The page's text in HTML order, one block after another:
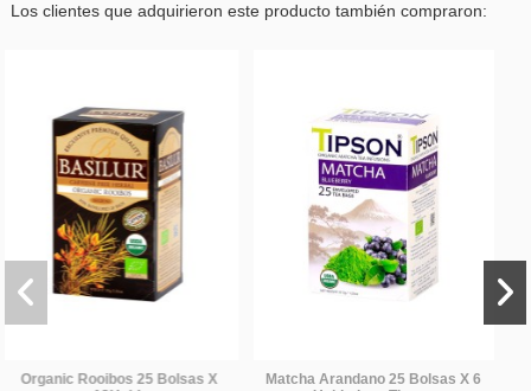
Los clientes que adquirieron este producto también compraron:
X 6